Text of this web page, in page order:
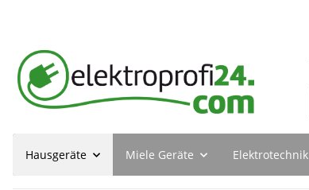
Hausgeräte Miele Geräte Elektrotechnik